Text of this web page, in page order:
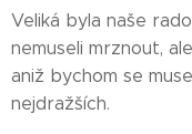
Veliká byla naše
nemuseli mrznout,
aniž bychom se
nejdražších.